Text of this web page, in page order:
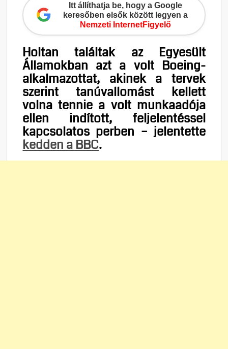
Itt állíthatja be, hogy a Google
keresőben elsők között legyen a
Nemzeti InternetFigyelő
Holtan találtak az Egyesült
Államokban azt a volt Boeing-
alkalmazottat, akinek a tervek
szerint tanúvallomást kellett
volna tennie a volt munkaadója
ellen indított, feljelentéssel
kapcsolatos perben – jelentette
kedden a BBC.